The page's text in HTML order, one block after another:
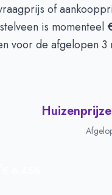
of
is momenteel
voor de afgelopen 3